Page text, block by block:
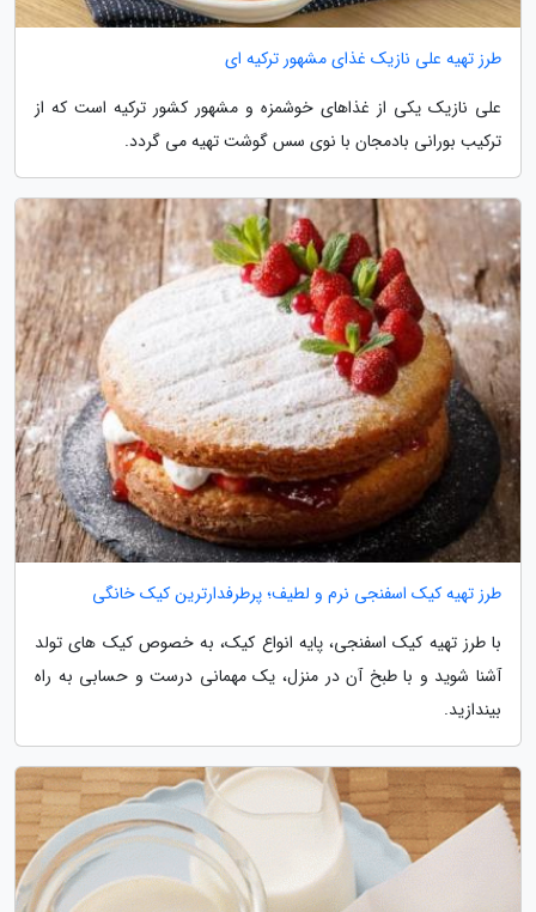
طرز تهیه علی نازیک غذای مشهور ترکیه ای
علی نازیک یکی از غذاهای خوشمزه و مشهور کشور ترکیه است که از
ترکیب بورانی بادمجان با نوی سس گوشت تهیه می گردد.
طرز تهیه کیک اسفنجی نرم و لطیف؛ پرطرفدارترین کیک خانگی
با طرز تهیه کیک اسفنجی، پایه انواع کیک، به خصوص کیک های تولد
آشنا شوید و با طبخ آن در منزل، یک مهمانی درست و حسابی به راه
بیندازید.